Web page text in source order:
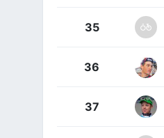
35
36
37